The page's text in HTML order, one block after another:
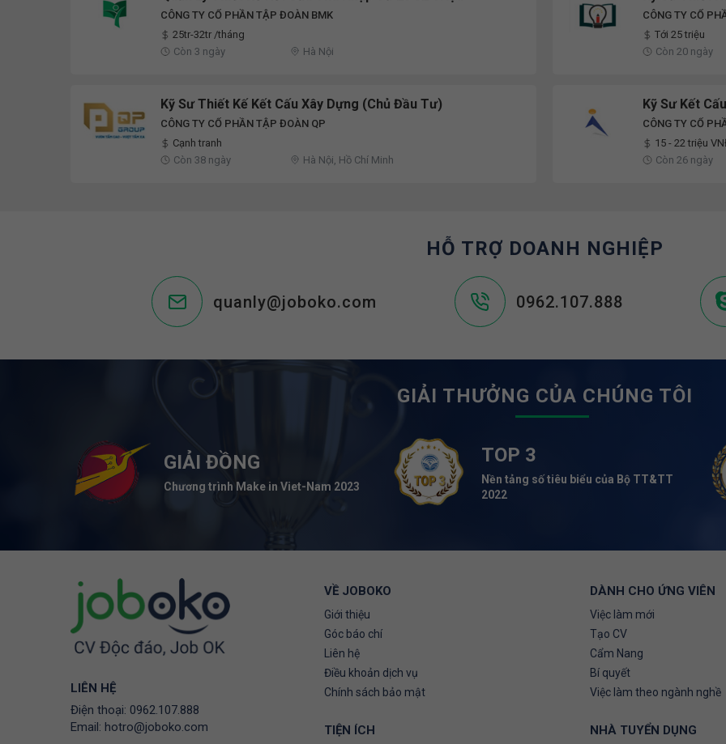
CÔNG TY CỔ PHẦN TẬP ĐOÀN BMK
25tr-32tr /tháng
Còn 3 ngày
Hà Nội
CÔNG TY CỔ
Tới 25 triệu
Còn 20 ngày
Kỹ Sư Thiết Kế Kết Cấu Xây Dựng (Chủ Đầu Tư)
CÔNG TY CỔ PHẦN TẬP ĐOÀN QP
Cạnh tranh
Còn 38 ngày
Hà Nội, Hồ Chí Minh
Kỹ Sư Kết Cấu
CÔNG TY CỔ
15 - 22 triệu
Còn 26 ngày
HỖ TRỢ DOANH NGHIỆP
quanly@joboko.com 0962.107.888
GIẢI THƯỞNG CỦA CHÚNG TÔI
GIẢI ĐỒNG
Chương trình Make in Viet-Nam 2023
TOP 3
Nền tảng số tiêu biểu của Bộ TT&TT
2022
LIÊN HỆ
Điện thoại: 0962.107.888
Email: hotro@joboko.com
VỀ JOBOKO
Giới thiệu
Góc báo chí
Liên hệ
Điều khoản dịch vụ
Chính sách bảo mật
TIỆN ÍCH
DÀNH CHO ỨNG VIÊN
Việc làm mới
Tạo CV
Cẩm Nang
Bí quyết
Việc làm theo ngành nghề
NHÀ TUYỂN DỤNG